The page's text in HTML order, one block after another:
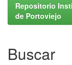
Repositorio
de Portoviejo
Buscar